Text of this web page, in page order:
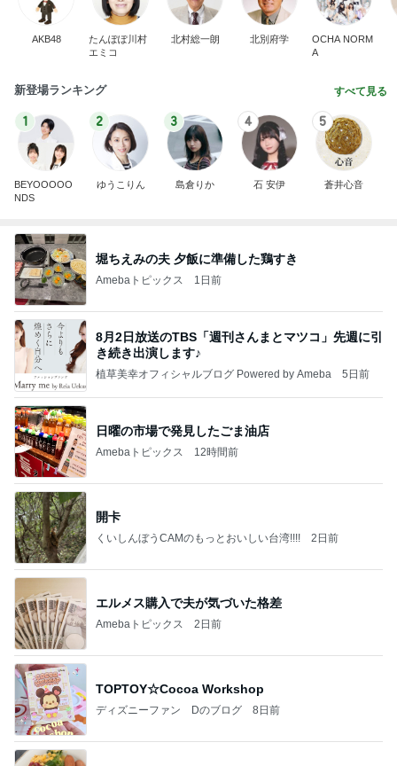
AKB48
たんぽぽ川村
エミコ
北村総一朗 北別府学
OCHA NORM
A
新登場ランキング すべて見る
1
BEYOOOOO
NDS
2
ゆうこりん
3
島倉りか
4
石 安伊
5
蒼井心音
堀ちえみの夫 夕飯に準備した鶏すき
Amebaトピックス 1日前
8月2日放送のTBS「週刊さんまとマツコ」先週に引
き続き出演します♪
植草美幸オフィシャルブログ Powered by Ameba 5日前
日曜の市場で発見したごま油店
Amebaトピックス 12時間前
開卡
くいしんぼうCAMのもっとおいしい台湾!!!! 2日前
エルメス購入で夫が気づいた格差
Amebaトピックス 2日前
TOPTOY☆Cocoa Workshop
ディズニーファン Dのブログ 8日前